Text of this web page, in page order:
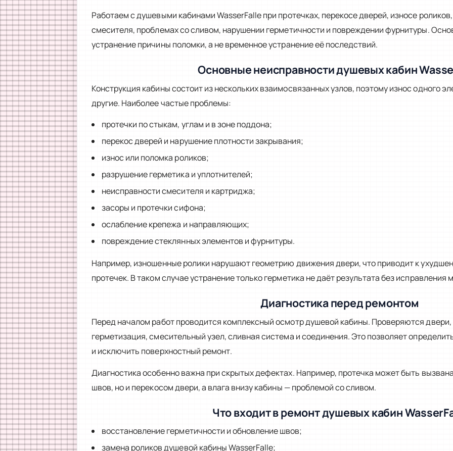
Работаем с душевыми кабинами WasserFalle при протечках, перекосе дверей, износе
смесителя, проблемах со сливом, нарушении герметичности и повреждении фурнитуры.
устранение причины поломки, а не временное устранение её последствий.
Основные неисправности душевых кабин
Конструкция кабины состоит из нескольких взаимосвязанных узлов, поэтому износ одного
другие. Наиболее частые проблемы:
протечки по стыкам, углам и в зоне поддона;
перекос дверей и нарушение плотности закрывания;
износ или поломка роликов;
разрушение герметика и уплотнителей;
неисправности смесителя и картриджа;
засоры и протечки сифона;
ослабление крепежа и направляющих;
повреждение стеклянных элементов и фурнитуры.
Например, изношенные ролики нарушают геометрию движения двери, что приводит к
протечек. В таком случае устранение только герметика не даёт результата без исправления
Диагностика перед ремонтом
Перед началом работ проводится комплексный осмотр душевой кабины. Проверяются двери,
герметизация, смесительный узел, сливная система и соединения. Это позволяет
и исключить поверхностный ремонт.
Диагностика особенно важна при скрытых дефектах. Например, протечка может быть
швов, но и перекосом двери, а влага внизу кабины — проблемой со сливом.
Что входит в ремонт душевых кабин
восстановление герметичности и обновление швов;
замена роликов душевой кабины WasserFalle;